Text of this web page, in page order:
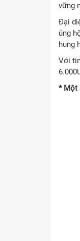
vững
Đại
ủng
hung
Với
* Một